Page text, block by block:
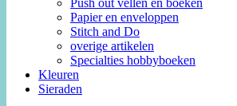
Papier en enveloppen
Stitch and Do
overige artikelen
Specialties hobbyboeken
Kleuren
Sieraden